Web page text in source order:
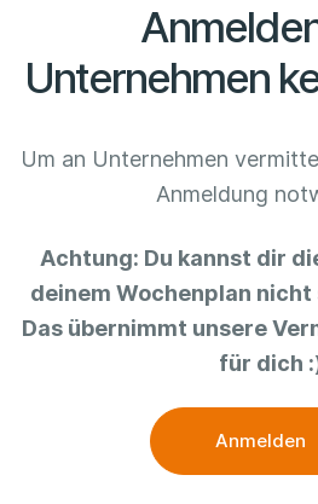
Unternehmen
Um an Unternehmen
Anmeldung
Achtung: Du kannst dir
deinem Wochenplan
Das übernimmt unsere
für dich
Anmelden